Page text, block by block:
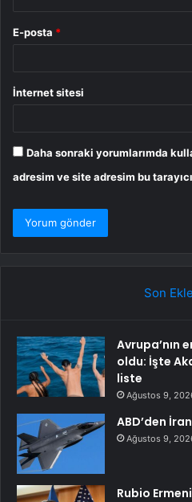
E-posta *
İnternet sitesi
Daha sonraki yorumlarımda
adresim ve site adresim bu
Son
Avrupa’nın
oldu: İşte
liste
Ağustos 9,
ABD’den
Ağustos 9,
Rubio